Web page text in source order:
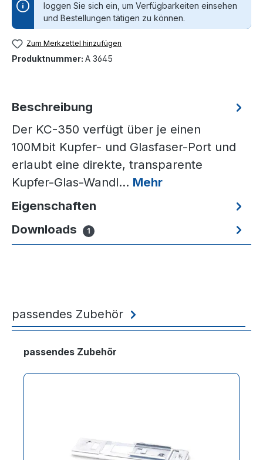
loggen Sie sich ein, um Verfügbarkeiten einsehen
und Bestellungen tätigen zu können.
Zum Merkzettel hinzufügen
Produktnummer: A 3645
Beschreibung
Der KC-350 verfügt über je einen
100Mbit Kupfer- und Glasfaser-Port und
erlaubt eine direkte, transparente
Kupfer-Glas-Wandl… Mehr
Eigenschaften
Downloads
1
passendes Zubehör
Produktgalerie überspringen
passendes Zubehör